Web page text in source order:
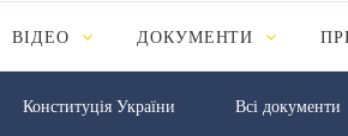
ВІДЕО ДОКУМЕНТИ
Конституція України Всі документи